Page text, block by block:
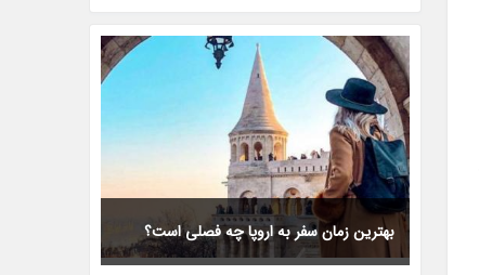
بهترین زمان سفر به اروپا چه فصلی است؟